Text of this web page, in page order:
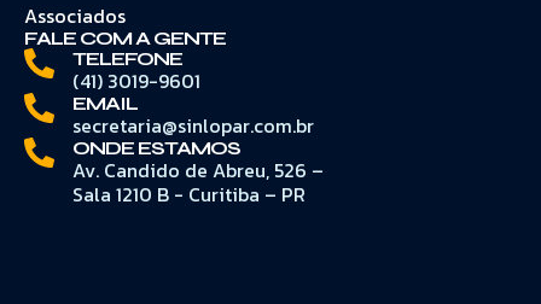
Associados
FALE COM A GENTE
TELEFONE
(41) 3019-9601
EMAIL
secretaria@sinlopar.com.br
ONDE ESTAMOS
Av. Candido de Abreu, 526 –
Sala 1210 B - Curitiba – PR